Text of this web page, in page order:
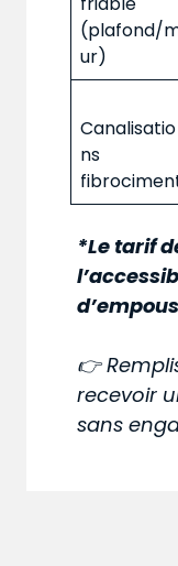
(plafond/
ur)
Canalisatio
ns
*Le tarif
👉
recevoir
sans